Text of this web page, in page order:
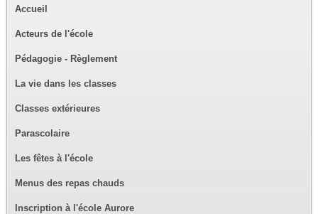
Accueil
Acteurs de l'école
Pédagogie - Règlement
La vie dans les classes
Classes extérieures
Parascolaire
Les fêtes à l'école
Menus des repas chauds
Inscription à l'école Aurore